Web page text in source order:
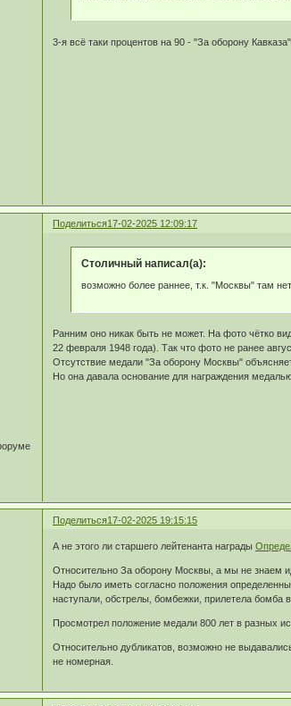
3-я всё таки процентов на 90 - "За оборону
Поделиться17-02-2025 12:09:17
Столичный написал(а):
возможно более раннее, т.к. "Москвы" там
Ранним оно никак быть не может. На фото чётко
22 февраля 1948 года). Так что фото не ранее
Отсутствие медали "За оборону Москвы"
Но она давала основание для награждения
Поделиться17-02-2025 19:15:15
А не этого ли старшего лейтенанта награды
Относительно За оборону Москвы, а мы не знаем
Надо было иметь согласно положения
наступали, обстрелы, бомбежки, прилетела бомба
Просмотрел положение медали 800 лет в разных
Относительно дубликатов, возможно не
не номерная.